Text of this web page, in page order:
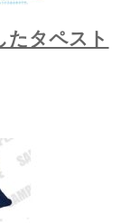
たタペスト